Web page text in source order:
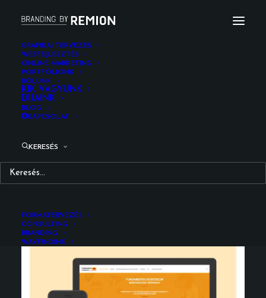
GRAFIKAI TERVEZÉS
WEBFEJLESZTÉS
ONLINE MARKETING
PORTFÓLIÓNK
RÓLUNK
KIK VAGYUNK
DÍJAINK
BLOG
KAPCSOLAT
KERESÉS
FORMATERVEZÉS
CONSULTING
BRANDING
WAYFINDING
Fundamenta Digiverzum
UI/UX Design
Fundamenta Digiverzum Website